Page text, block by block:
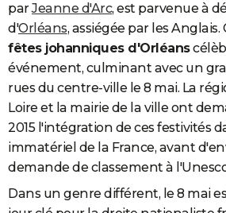
parJeanne d'Arc, est parvenue à
d'Orléans, assiégée par les
fêtes johanniques d'Orléans
événement, culminant avec un
rues du centre-ville le 8 mai. La
Loire et la mairie de la ville ont
2015 l'intégration de ces festivités
immatériel de la France, avant
demande de classement à
Dans un genre différent, le 8 mai